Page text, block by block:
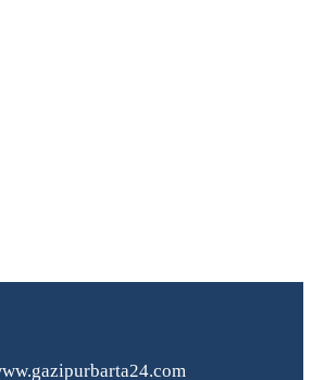
www.gazipurbarta24.com